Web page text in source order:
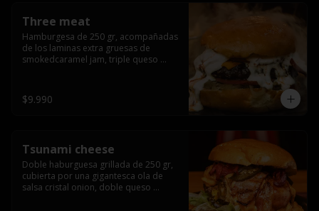
Three meat
Hamburgesa de 250 gr, acompañadas
de los laminas extra gruesas de
smokedcaramel jam, triple queso
$9.990
Tsunami cheese
Doble haburguesa grillada de 250 gr,
cubierta por una gigantesca ola de
salsa cristal onion, doble queso